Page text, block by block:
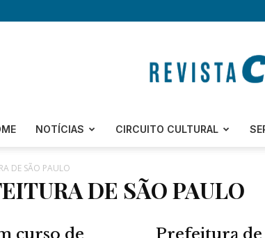
NOTÍCIAS CIRCUITO CULTURAL
DE SÃO PAULO
DE SÃO PAULO
curso de
Prefeitura de